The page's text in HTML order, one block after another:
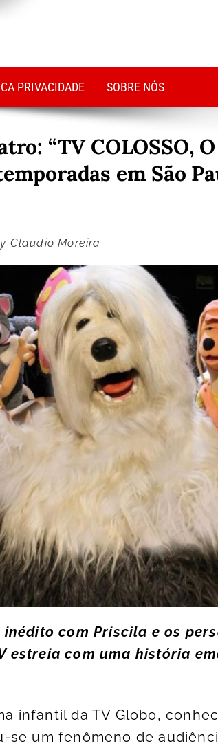
PRIVACIDADE SOBRE NÓS
“TV COLOSSO,
em São
Claudio Moreira
com Priscila e os
estreia com uma história
infantil da TV Globo,
se um fenômeno de